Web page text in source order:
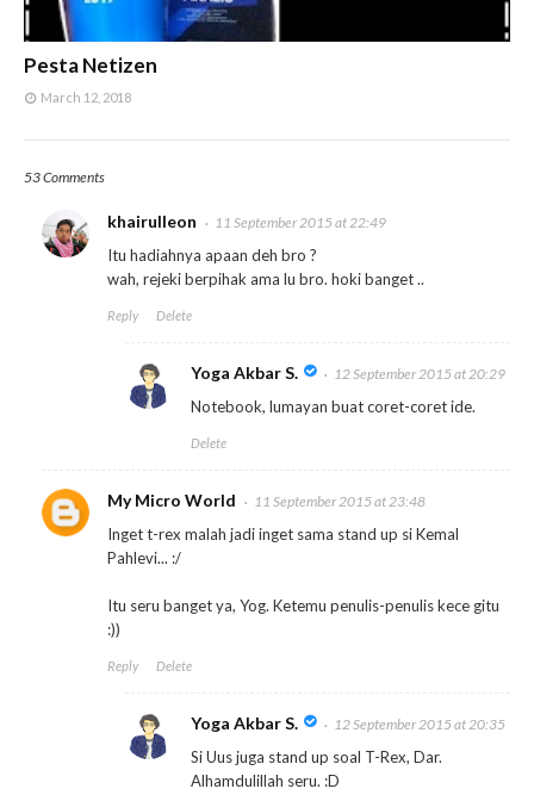
Pesta Netizen
March 12, 2018
53 Comments
khairulleon 11 September 2015 at 22:49
Itu hadiahnya apaan deh bro ?
wah, rejeki berpihak ama lu bro. hoki banget ..
Reply Delete
Yoga Akbar S. 12 September 2015 at 20:29
Notebook, lumayan buat coret-coret ide.
Delete
My Micro World 11 September 2015 at 23:48
Inget t-rex malah jadi inget sama stand up si Kemal
Pahlevi... :/
Itu seru banget ya, Yog. Ketemu penulis-penulis kece gitu
:))
Reply Delete
Yoga Akbar S. 12 September 2015 at 20:35
Si Uus juga stand up soal T-Rex, Dar.
Alhamdulillah seru. :D